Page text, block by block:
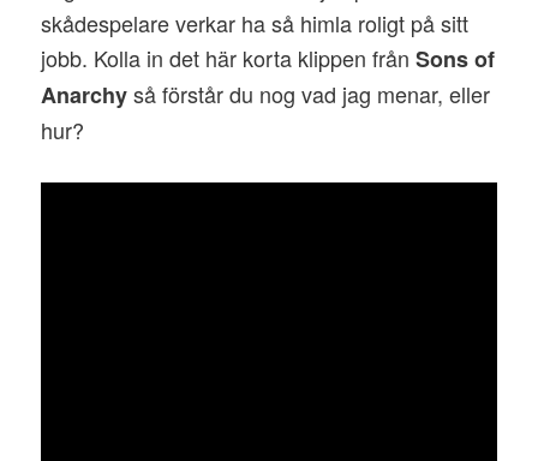
skådespelare verkar ha så himla roligt på sitt
jobb. Kolla in det här korta klippen frånSons of
Anarchyså förstår du nog vad jag menar, eller
hur?